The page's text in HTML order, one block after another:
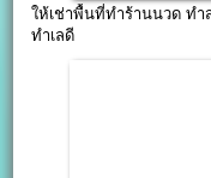
ให้เช่าพื้นที่ทำร้านนวด ทำ
ทำเลดี